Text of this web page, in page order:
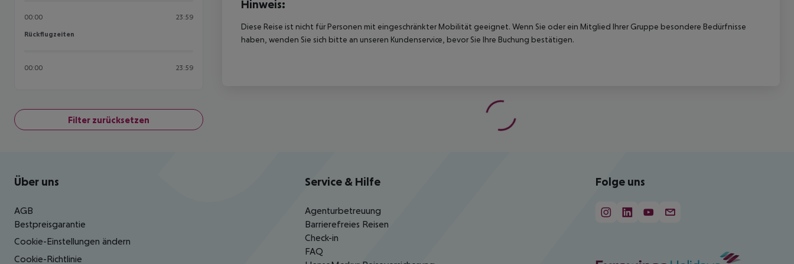
00:00 23:59
Rückflugzeiten
Rückflugzeiten
00:00 23:59
Filter zurücksetzen
Hinweis:
Diese Reise ist nicht für Personen mit eingeschränkter Mobilität geeignet. Wenn Sie oder ein Mitglied Ihrer Gruppe besondere Bedürfnisse
haben, wenden Sie sich bitte an unseren Kundenservice, bevor Sie Ihre Buchung bestätigen.
Footer navigation
Über uns
AGB
Bestpreisgarantie
Cookie-Einstellungen ändern
Cookie-Richtlinie
Service & Hilfe
Agenturbetreuung
Barrierefreies Reisen
Check-in
FAQ
Folge uns